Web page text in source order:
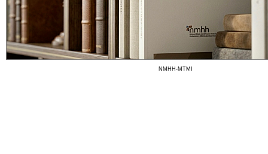
NMHH-MTMI